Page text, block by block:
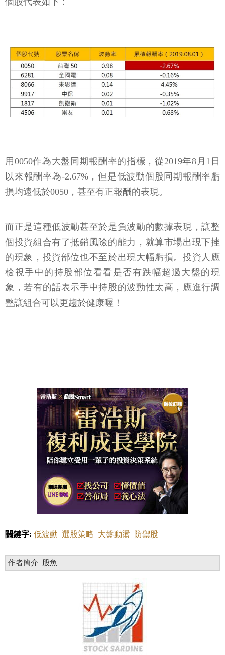
用0050作為大盤同期報酬率的指標，從2019年8月1日
以來報酬率為-2.67%，但是低波動個股同期報酬率虧
損均遠低於0050，甚至有正報酬的表現。
而正是這種低波動甚至於是負波動的數據表現，讓整
個投資組合有了抵銷風險的能力，就算市場出現下挫
的現象，投資部位也不至於出現大幅虧損。投資人應
檢視手中的持股部位看看是否有跌幅超過大盤的現
象，若有的話表示手中持股的波動性太高，應進行調
整讓組合可以更趨於健康喔！
關鍵字: 低波動 選股策略 大盤動盪 防禦股
作者簡介_股魚